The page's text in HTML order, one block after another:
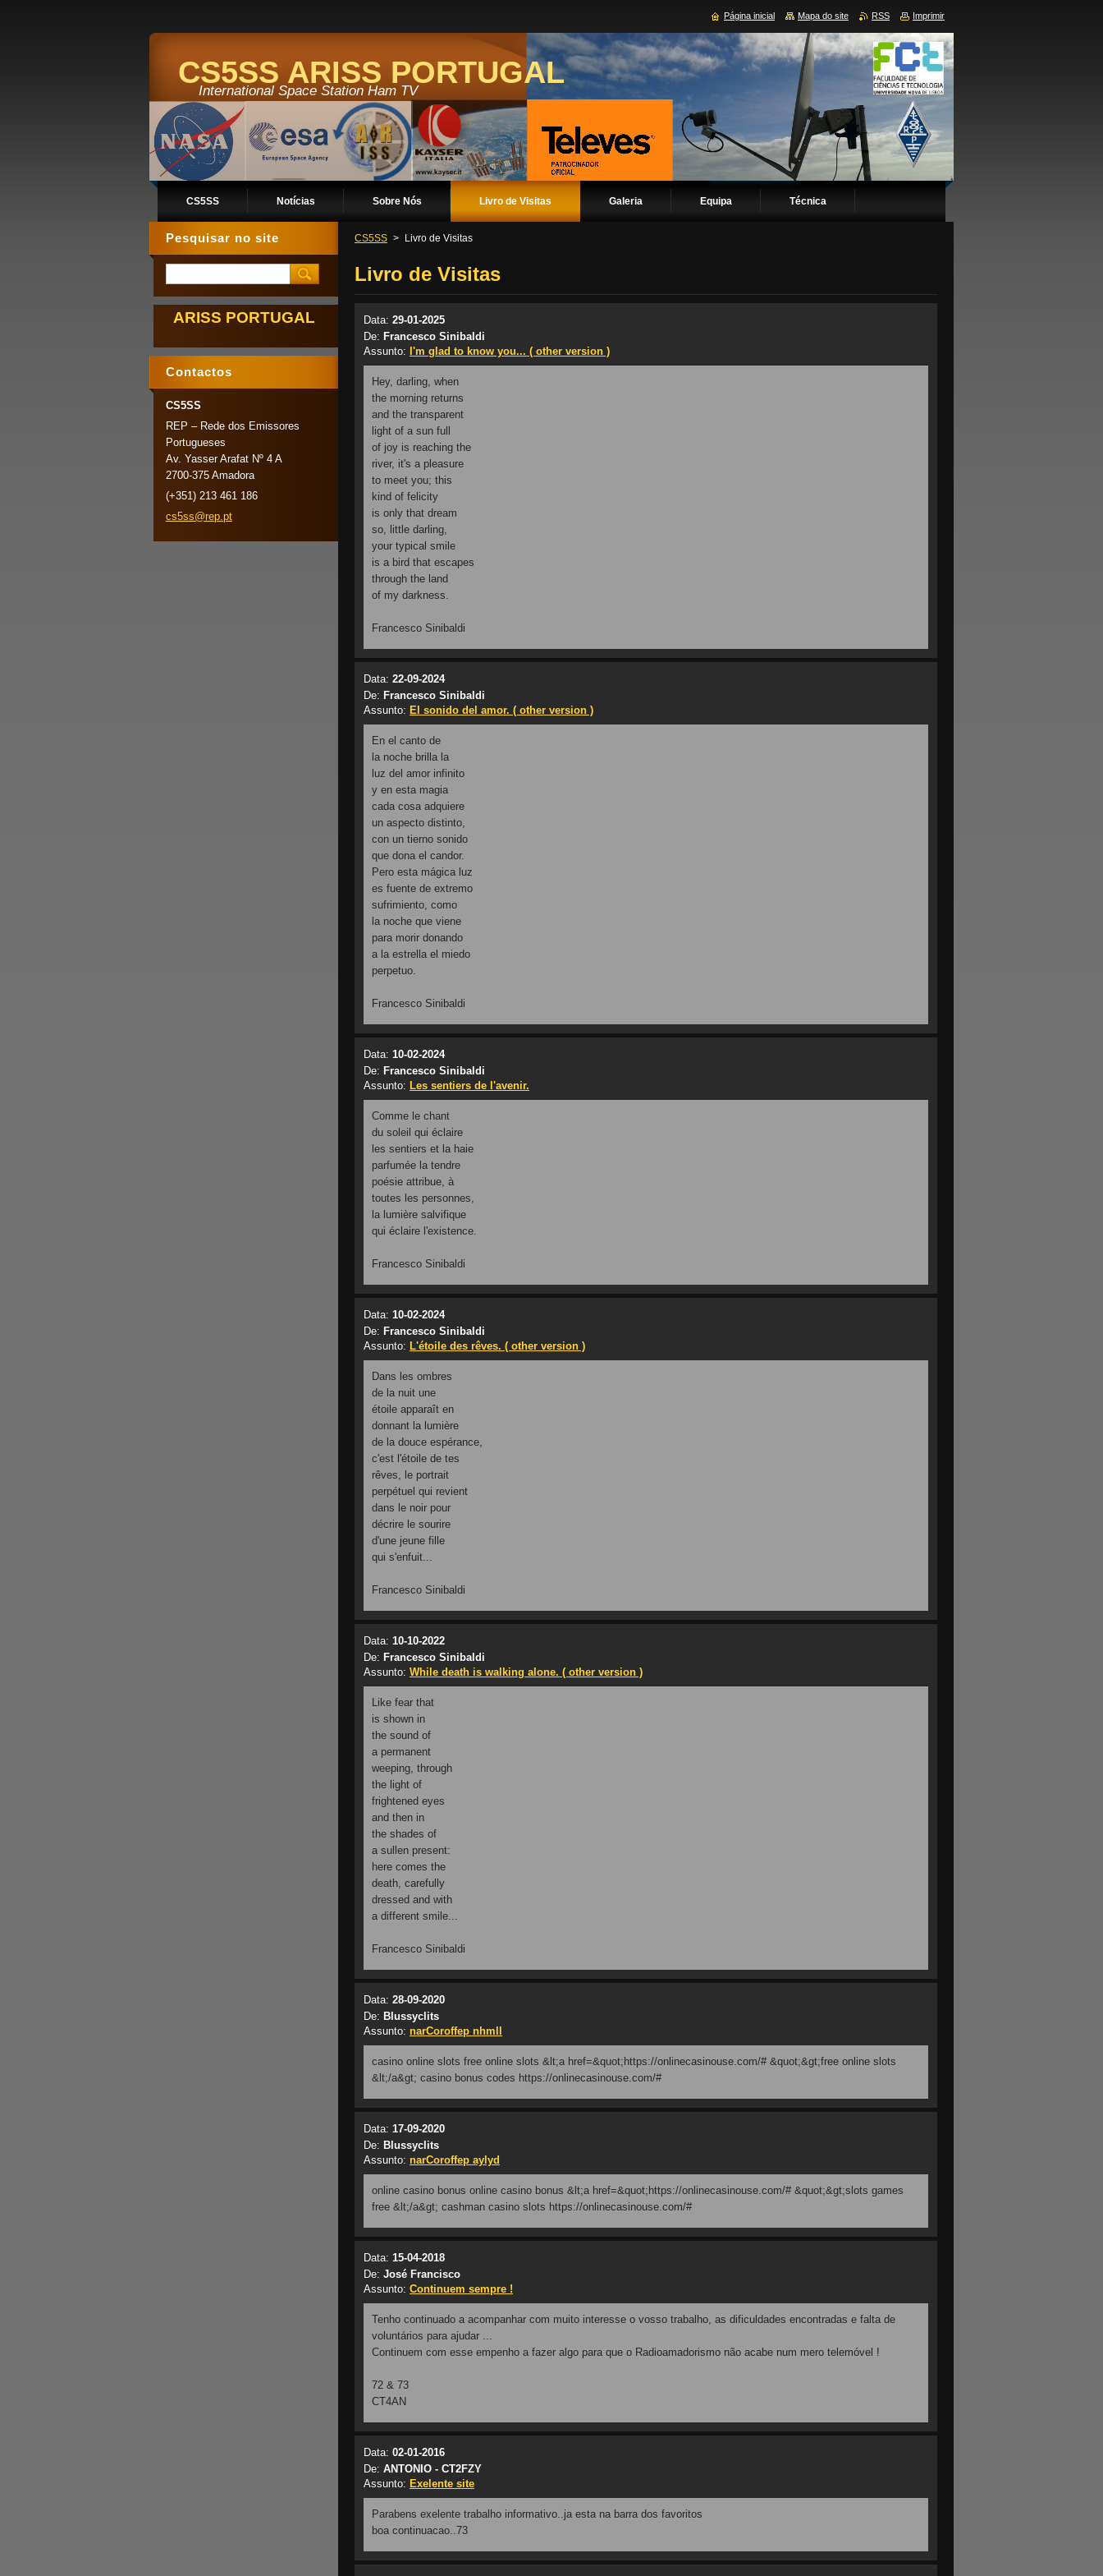
CS5SS ARISS PORTUGAL
International Space Station Ham TV
CS5SS Notícias Sobre Nós Livro de Visitas Galeria Equipa Técnica
CS5SS > Livro de Visitas
Livro de Visitas
Data: 29-01-2025
De: Francesco Sinibaldi
Assunto: I'm glad to know you... ( other version )
Hey, darling, when
the morning returns
and the transparent
light of a sun full
of joy is reaching the
river, it's a pleasure
to meet you; this
kind of felicity
is only that dream
so, little darling,
your typical smile
is a bird that escapes
through the land
of my darkness.
Francesco Sinibaldi
Data: 22-09-2024
De: Francesco Sinibaldi
Assunto: El sonido del amor. ( other version )
En el canto de
la noche brilla la
luz del amor infinito
y en esta magia
cada cosa adquiere
un aspecto distinto,
con un tierno sonido
que dona el candor.
Pero esta mágica luz
es fuente de extremo
sufrimiento, como
la noche que viene
para morir donando
a la estrella el miedo
perpetuo.
Francesco Sinibaldi
Data: 10-02-2024
De: Francesco Sinibaldi
Assunto: Les sentiers de l'avenir.
Comme le chant
du soleil qui éclaire
les sentiers et la haie
parfumée la tendre
poésie attribue, à
toutes les personnes,
la lumière salvifique
qui éclaire l'existence.
Francesco Sinibaldi
Data: 10-02-2024
De: Francesco Sinibaldi
Assunto: L'étoile des rêves. ( other version )
Dans les ombres
de la nuit une
étoile apparaît en
donnant la lumière
de la douce espérance,
c'est l'étoile de tes
rêves, le portrait
perpétuel qui revient
dans le noir pour
décrire le sourire
d'une jeune fille
qui s'enfuit...
Francesco Sinibaldi
Data: 10-10-2022
De: Francesco Sinibaldi
Assunto: While death is walking alone. ( other version )
Like fear that
is shown in
the sound of
a permanent
weeping, through
the light of
frightened eyes
and then in
the shades of
a sullen present:
here comes the
death, carefully
dressed and with
a different smile...
Francesco Sinibaldi
Data: 28-09-2020
De: Blussyclits
Assunto: narCoroffep nhmll
casino online slots free online slots &lt;a href=&quot;https://onlinecasinouse.com/# &quot;&gt;free online slots
&lt;/a&gt; casino bonus codes https://onlinecasinouse.com/#
Data: 17-09-2020
De: Blussyclits
Assunto: narCoroffep aylyd
online casino bonus online casino bonus &lt;a href=&quot;https://onlinecasinouse.com/# &quot;&gt;slots games
free &lt;/a&gt; cashman casino slots https://onlinecasinouse.com/#
Data: 15-04-2018
De: José Francisco
Assunto: Continuem sempre !
Tenho continuado a acompanhar com muito interesse o vosso trabalho, as dificuldades encontradas e falta de
voluntários para ajudar ...
Continuem com esse empenho a fazer algo para que o Radioamadorismo não acabe num mero telemóvel !
72 & 73
CT4AN
Data: 02-01-2016
De: ANTONIO - CT2FZY
Assunto: Exelente site
Parabens exelente trabalho informativo..ja esta na barra dos favoritos
boa continuacao..73
Pesquisar no site
ARISS PORTUGAL
Contactos
CS5SS
REP – Rede dos Emissores
Portugueses
Av. Yasser Arafat Nº 4 A
2700-375 Amadora
(+351) 213 461 186
cs5ss@rep.pt
Página inicial Mapa do site RSS Imprimir